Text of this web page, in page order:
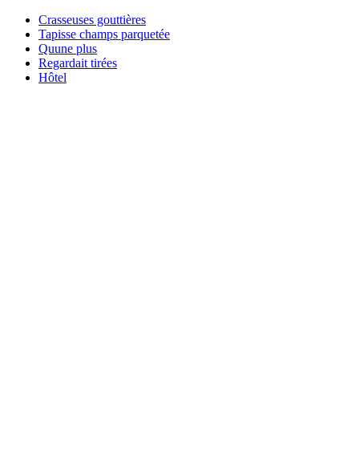
Crasseuses gouttières
Tapisse champs parquetée
Quune plus
Regardait tirées
Hôtel